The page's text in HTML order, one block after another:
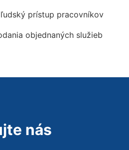
prístup pracovníkov
objednaných služieb
nás